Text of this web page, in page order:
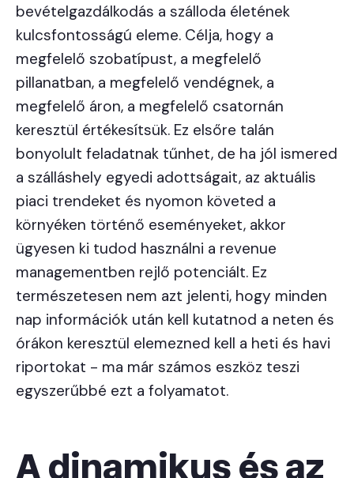
bevételgazdálkodás a szálloda életének
kulcsfontosságú eleme. Célja, hogy a
megfelelő szobatípust, a megfelelő
pillanatban, a megfelelő vendégnek, a
megfelelő áron, a megfelelő csatornán
keresztül értékesítsük. Ez elsőre talán
bonyolult feladatnak tűnhet, de ha jól ismered
a szálláshely egyedi adottságait, az aktuális
piaci trendeket és nyomon követed a
környéken történő eseményeket, akkor
ügyesen ki tudod használni a revenue
managementben rejlő potenciált. Ez
természetesen nem azt jelenti, hogy minden
nap információk után kell kutatnod a neten és
órákon keresztül elemezned kell a heti és havi
riportokat - ma már számos eszköz teszi
egyszerűbbé ezt a folyamatot.